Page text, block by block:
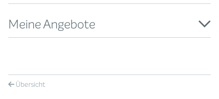
Meine Angebote
Übersicht